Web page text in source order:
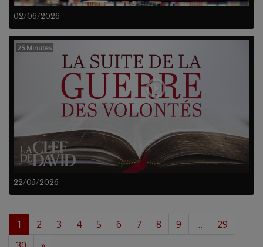
02/06/2026
22/05/2026
25 Minutes
1 2 3 4 5 6 7 8 9 …
29